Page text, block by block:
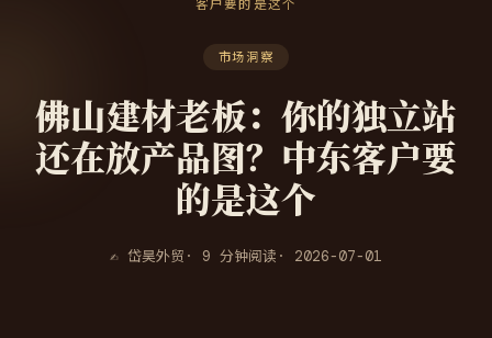
客户要的是这个
市场洞察
佛山建材老板：你的独立站
还在放产品图？中东客户要
的是这个
✍ 岱昊外贸 · 9 分钟阅读 · 2026-07-01